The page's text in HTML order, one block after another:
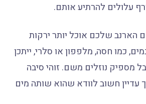
עלולים להרתיע אותם.
שלכם אוכל יותר ירקות
כמו חסה, מלפפון או סלרי, ייתכן
נוזלים משם. זוהי סיבה
עדיין חשוב לוודא שהוא שותה מים